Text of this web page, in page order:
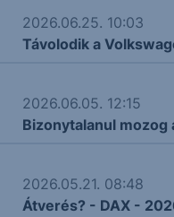
2026.06.25. 10:03
Távolodik a
2026.06.05. 12:15
Bizonytalanul mozog
2026.05.21. 08:48
Átverés? - DAX -